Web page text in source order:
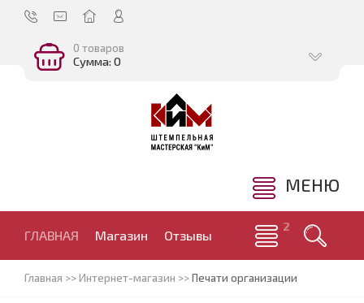
0 товаров
Сумма: 0
МЕНЮ
ГЛАВНАЯ Магазин Отзывы
Главная >>Интернет-магазин >>Печати организации